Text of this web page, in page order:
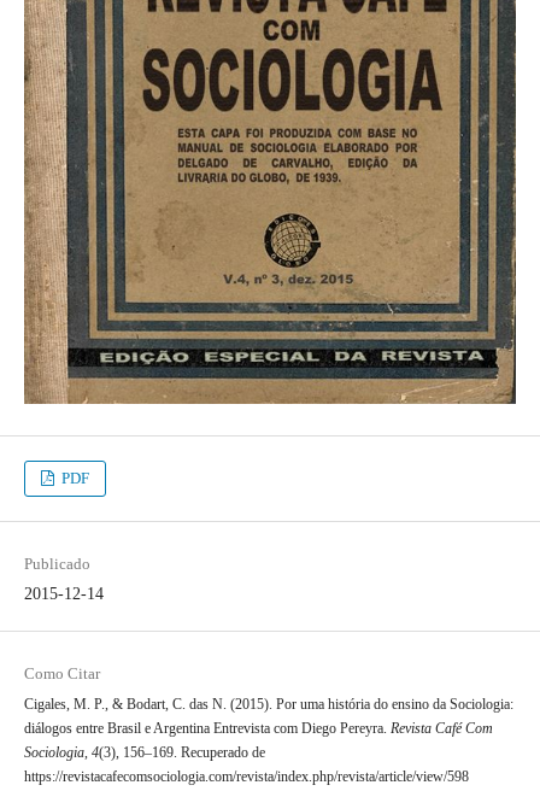
PDF
Publicado
2015-12-14
Como Citar
Cigales, M. P., & Bodart, C. das N. (2015). Por uma história do ensino da Sociologia:
diálogos entre Brasil e Argentina Entrevista com Diego Pereyra. Revista Café Com
Sociologia, 4(3), 156–169. Recuperado de
https://revistacafecomsociologia.com/revista/index.php/revista/article/view/598